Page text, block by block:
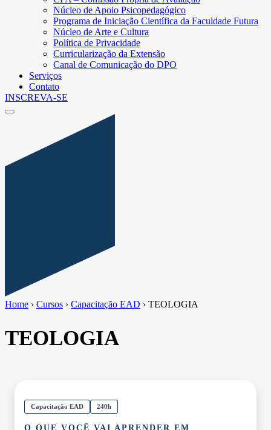
Núcleo de Apoio Psicopedagógico
Programa de Iniciação Científica da Faculdade Futura
Núcleo de Arte e Cultura
Política de Privacidade
Curricularização da Extensão
Canal de Comunicação do DPO
Serviços
Contato
INSCREVA-SE
Home › Cursos › Capacitação EAD › TEOLOGIA
TEOLOGIA
Capacitação EAD 240h
O QUE VOCÊ VAI APRENDER EM